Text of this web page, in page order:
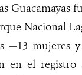
Nacional
—13 mujeres
en el registro